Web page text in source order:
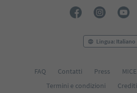
Lingua: Italiano
FAQ Contatti Press MICE
Termini e condizioni
Crediti